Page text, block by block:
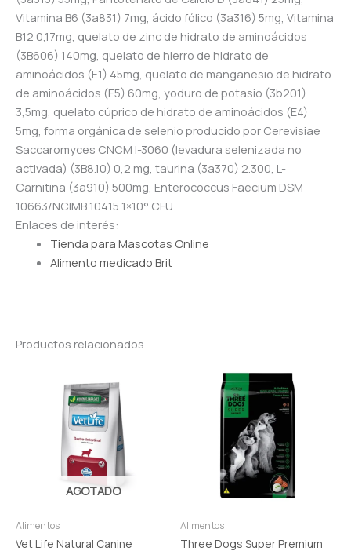
Vitamina B6 (3a831) 7mg, ácido fólico (3a316) 5mg, Vitamina
B12 0,17mg, quelato de zinc de hidrato de aminoácidos
(3B606) 140mg, quelato de hierro de hidrato de
aminoácidos (E1) 45mg, quelato de manganesio de hidrato
de aminoácidos (E5) 60mg, yoduro de potasio (3b201)
3,5mg, quelato cúprico de hidrato de aminoácidos (E4)
5mg, forma orgánica de selenio producido por Cerevisiae
Saccaromyces CNCM I-3060 (levadura selenizada no
activada) (3B8.10) 0,2 mg, taurina (3a370) 2.300, L-
Carnitina (3a910) 500mg, Enterococcus Faecium DSM
10663/NCIMB 10415 1×10° CFU.
Enlaces de interés:
Tienda para Mascotas Online
Alimento medicado Brit
Productos relacionados
AGOTADO
Alimentos
Vet Life Natural Canine
Alimentos
Three Dogs Super Premium